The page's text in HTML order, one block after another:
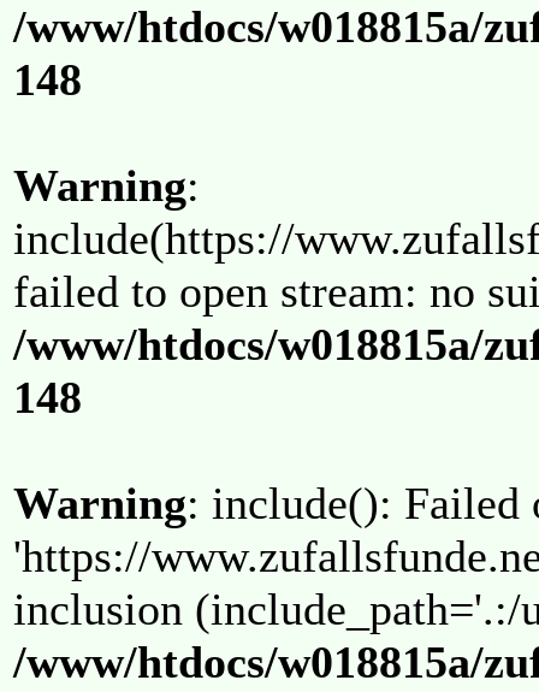
/www/htdocs/w018815a/
148
Warning:
include(https://
failed to open stream: no
/www/htdocs/w018815a/
148
Warning: include(): Failed
'https://
inclusion (include_path='.:/
/www/htdocs/w018815a/